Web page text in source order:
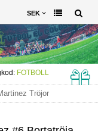
SEK
FOTBOLL
Tröjor